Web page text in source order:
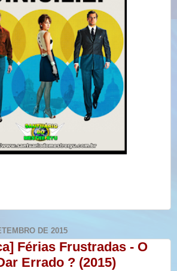
DE 2015
Férias Frustradas - O
Errado ? (2015)